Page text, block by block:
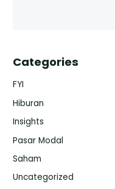
Categories
FYI
Hiburan
Insights
Pasar Modal
Saham
Uncategorized